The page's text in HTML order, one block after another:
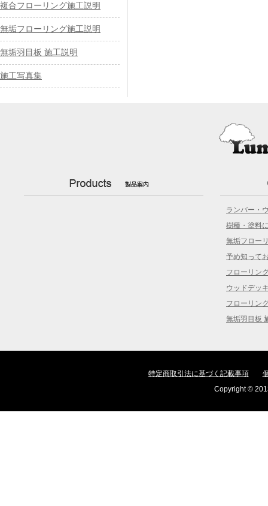
複合フローリング施工説明
無垢フローリング施工説明
無垢羽目板 施工説明
施工写真集
ランバー・
樹種・塗料
無垢フロー
予め知って
フローリン
ウッドデッ
フローリン
無垢羽目板
特定商取引法に基づく記載事項
Copyright ©